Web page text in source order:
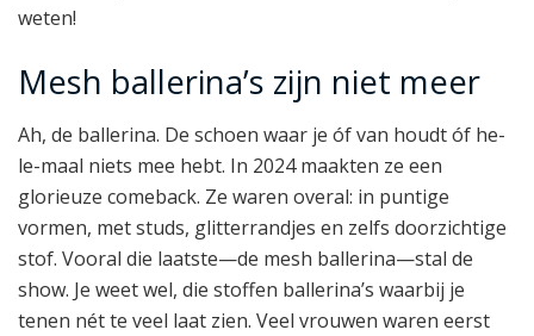
weten!
Mesh ballerina’s zijn niet meer
Ah, de ballerina. De schoen waar je óf van houdt óf he-
le-maal niets mee hebt. In 2024 maakten ze een
glorieuze comeback. Ze waren overal: in puntige
vormen, met studs, glitterrandjes en zelfs doorzichtige
stof. Vooral die laatste—de mesh ballerina—stal de
show. Je weet wel, die stoffen ballerina’s waarbij je
tenen nét te veel laat zien. Veel vrouwen waren eerst